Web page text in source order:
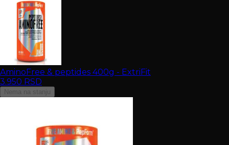
AminoFree & peptides 400g - ExtriFit
3.950 RSD
Nema na stanju